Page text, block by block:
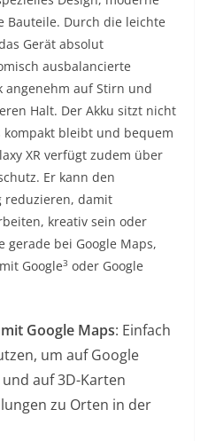
Durch die leichte
Gerät absolut
ausbalancierte
angenehm auf Stirn und
Halt. Der Akku sitzt nicht
kompakt bleibt und bequem
XR verfügt zudem über
Er kann den
reduzieren, damit
kreativ sein oder
gerade bei Google Maps,
Google3 oder Google
Google Maps: Einfach
um auf Google
auf 3D-Karten
zu Orten in der